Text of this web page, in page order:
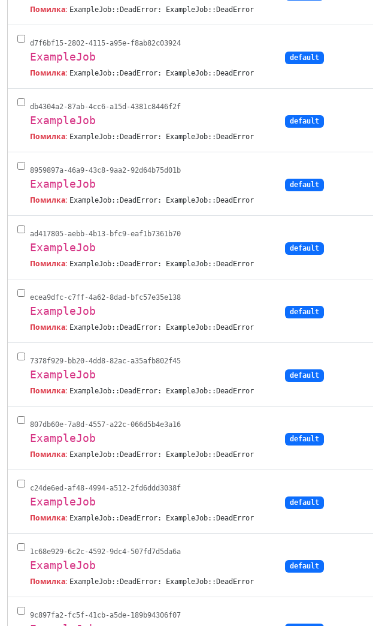
Помилка: ExampleJob::DeadError: ExampleJob::DeadError
d7f6bf15-2802-4115-a95e-f8ab82c03924
ExampleJob
Помилка: ExampleJob::DeadError: ExampleJob::DeadError
default
db4304a2-87ab-4cc6-a15d-4381c8446f2f
ExampleJob
Помилка: ExampleJob::DeadError: ExampleJob::DeadError
default
8959897a-46a9-43c8-9aa2-92d64b75d01b
ExampleJob
Помилка: ExampleJob::DeadError: ExampleJob::DeadError
default
ad417805-aebb-4b13-bfc9-eaf1b7361b70
ExampleJob
Помилка: ExampleJob::DeadError: ExampleJob::DeadError
default
ecea9dfc-c7ff-4a62-8dad-bfc57e35e138
ExampleJob
Помилка: ExampleJob::DeadError: ExampleJob::DeadError
default
7378f929-bb20-4dd8-82ac-a35afb802f45
ExampleJob
Помилка: ExampleJob::DeadError: ExampleJob::DeadError
default
807db60e-7a8d-4557-a22c-066d5b4e3a16
ExampleJob
Помилка: ExampleJob::DeadError: ExampleJob::DeadError
default
c24de6ed-af48-4994-a512-2fd6ddd3038f
ExampleJob
Помилка: ExampleJob::DeadError: ExampleJob::DeadError
default
1c68e929-6c2c-4592-9dc4-507fd7d5da6a
ExampleJob
Помилка: ExampleJob::DeadError: ExampleJob::DeadError
default
9c897fa2-fc5f-41cb-a5de-189b94306f07